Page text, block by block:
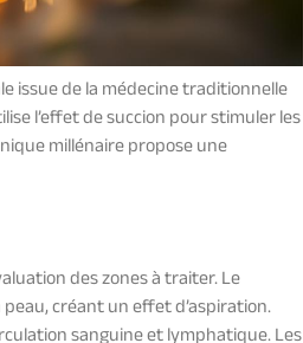
issue de la médecine traditionnelle
l’effet de succion pour stimuler les
millénaire propose une
des zones à traiter. Le
créant un effet d’aspiration.
sanguine et lymphatique. Les